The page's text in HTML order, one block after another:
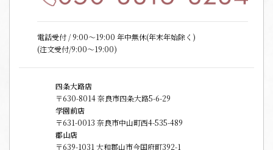
電話受付 / 9:00〜19:00 年中無休(年末年始除く)
(注文受付/9:00～19:00)
四条大路店
〒630-8014 奈良市四条大路5-6-29
学園前店
〒631-0013 奈良市中山町西4-535-489
郡山店
〒639-1031 大和郡山市今国府町392-1